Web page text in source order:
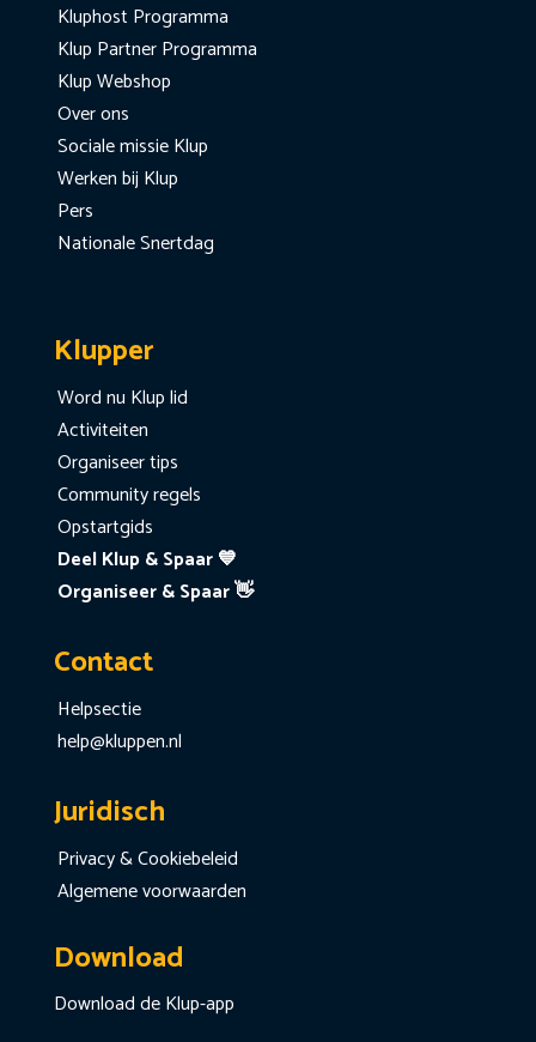
Kluphost Programma
Klup Partner Programma
Klup Webshop
Over ons
Sociale missie Klup
Werken bij Klup
Pers
Nationale Snertdag
Klupper
Word nu Klup lid
Activiteiten
Organiseer tips
Community regels
Opstartgids
Deel Klup & Spaar 💙
Organiseer & Spaar 👋
Contact
Helpsectie
help@kluppen.nl
Juridisch
Privacy & Cookiebeleid
Algemene voorwaarden
Download
Download de Klup-app